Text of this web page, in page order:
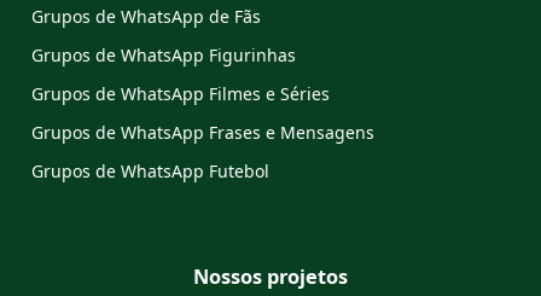
Grupos de WhatsApp de Fãs
Grupos de WhatsApp Figurinhas
Grupos de WhatsApp Filmes e Séries
Grupos de WhatsApp Frases e Mensagens
Grupos de WhatsApp Futebol
Nossos projetos